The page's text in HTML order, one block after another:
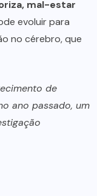
mal-estar
evoluir para
no cérebro, que
de
ano passado, um